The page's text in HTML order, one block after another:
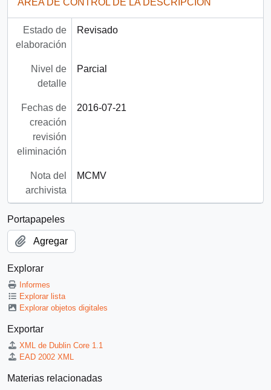
ÁREA DE CONTROL DE LA DESCRIPCIÓN
Estado de
elaboración
Revisado
Nivel de
detalle
Parcial
Fechas de
creación
revisión
eliminación
2016-07-21
Nota del
archivista
MCMV
Portapapeles
Agregar
Explorar
Informes
Explorar lista
Explorar objetos digitales
Exportar
XML de Dublin Core 1.1
EAD 2002 XML
Materias relacionadas